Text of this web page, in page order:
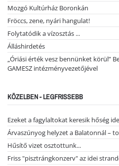
Mozgó Kultúrház Boronkán
Fröccs, zene, nyári hangulat!
Folytatódik a vízosztás ...
Álláshirdetés
„Óriási érték vesz bennünket körül”
GAMESZ intézményvezetőjével
KÖZELBEN - LEGFRISSEBB
Ezeket a fagylaltokat keresik hőség
Árvaszúnyog helyzet a Balatonnál –
Hűsítő vizet osztottunk...
Friss "pisztrángkonzerv" az idei